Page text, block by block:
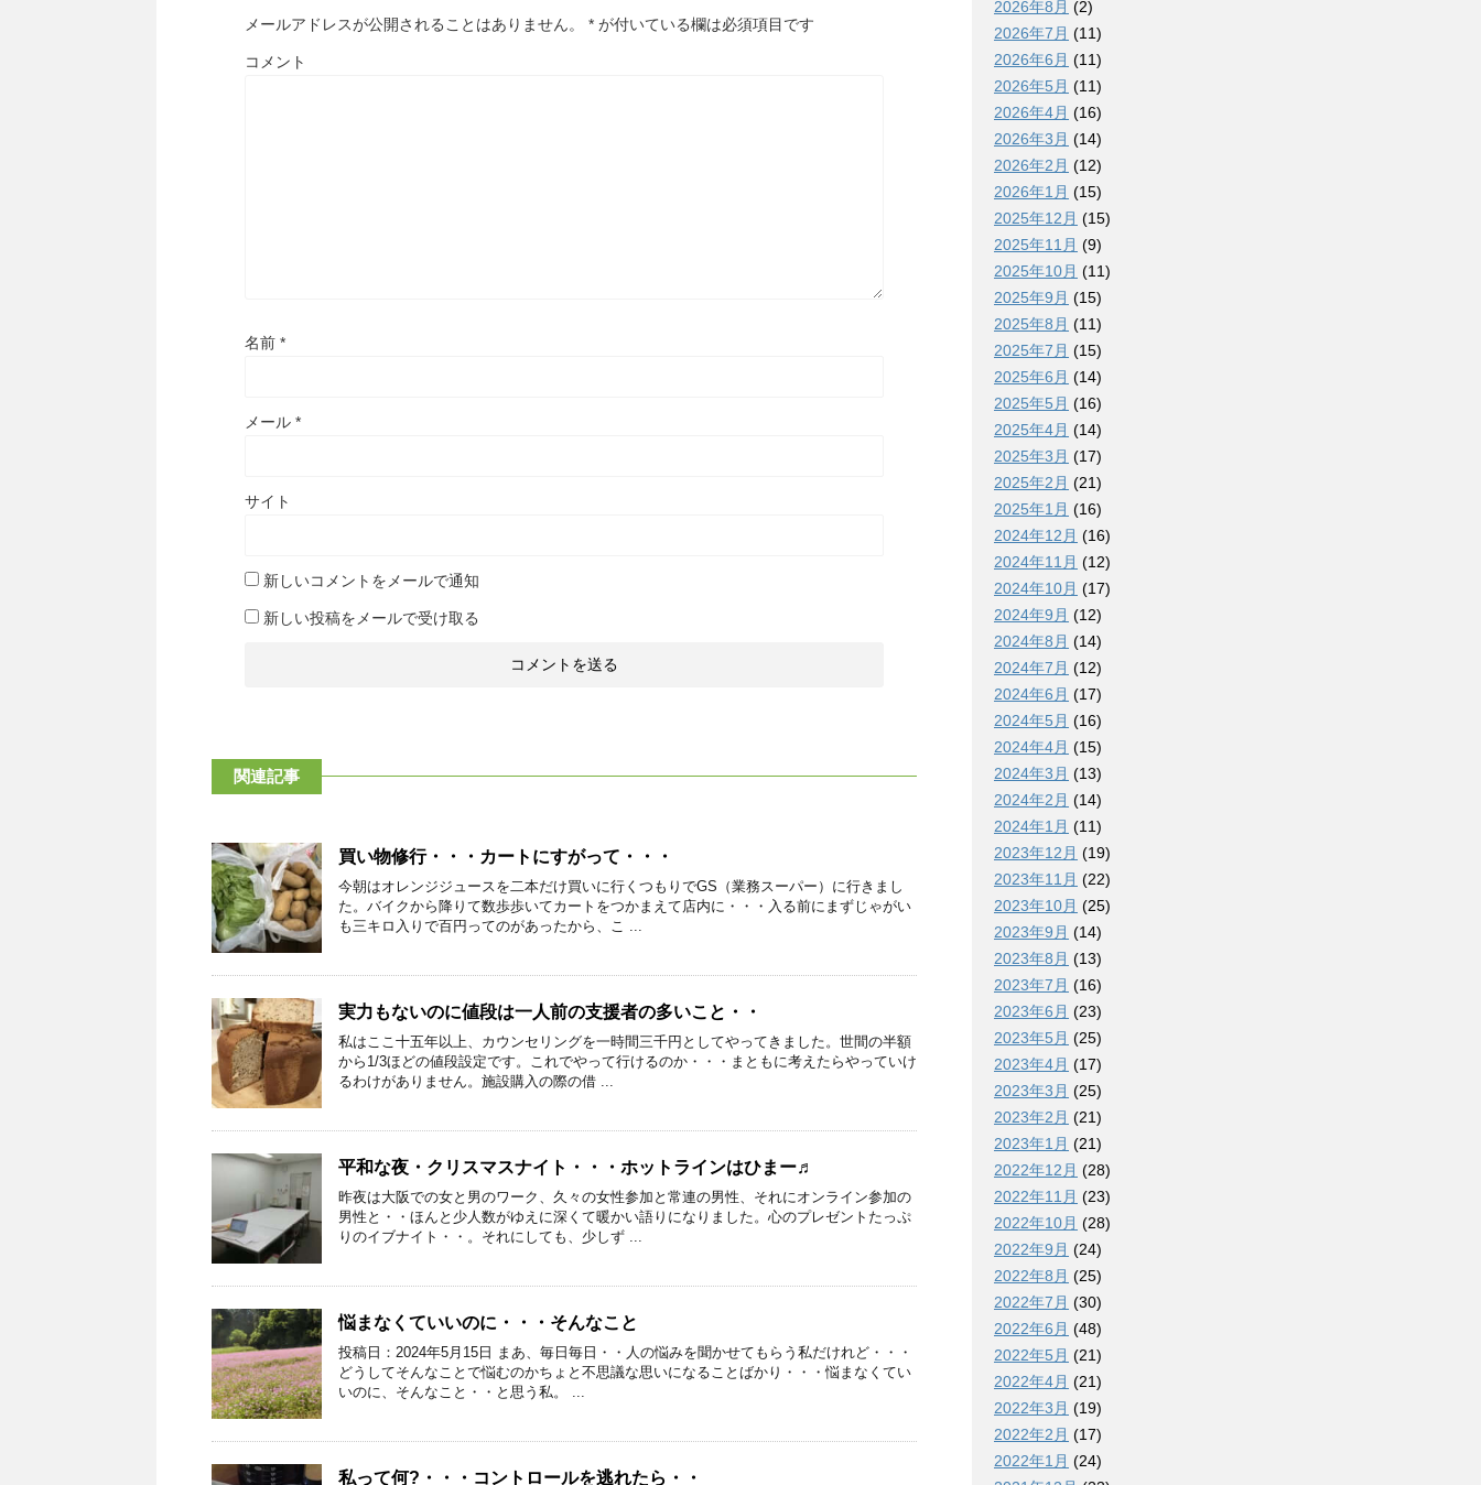
メールアドレスが公開されることはありません。 * が付いている欄は必須項目です
コメント
名前 *
メール *
サイト
新しいコメントをメールで通知
新しい投稿をメールで受け取る
関連記事
買い物修行・・・カートにすがって・・・
今朝はオレンジジュースを二本だけ買いに行くつもりでGS（業務スーパー）に行きまし
た。バイクから降りて数歩歩いてカートをつかまえて店内に・・・入る前にまずじゃがい
も三キロ入りで百円ってのがあったから、こ ...
実力もないのに値段は一人前の支援者の多いこと・・
私はここ十五年以上、カウンセリングを一時間三千円としてやってきました。世間の半額
から1/3ほどの値段設定です。これでやって行けるのか・・・まともに考えたらやっていけ
るわけがありません。施設購入の際の借 ...
平和な夜・クリスマスナイト・・・ホットラインはひまー♬
昨夜は大阪での女と男のワーク、久々の女性参加と常連の男性、それにオンライン参加の
男性と・・ほんと少人数がゆえに深くて暖かい語りになりました。心のプレゼントたっぷ
りのイブナイト・・。それにしても、少しず ...
悩まなくていいのに・・・そんなこと
投稿日：2024年5月15日 まあ、毎日毎日・・人の悩みを聞かせてもらう私だけれど・・・
どうしてそんなことで悩むのかちょと不思議な思いになることばかり・・・悩まなくてい
いのに、そんなこと・・と思う私。 ...
私って何?・・・コントロールを逃れたら・・
2026年8月 (2)
2026年7月 (11)
2026年6月 (11)
2026年5月 (11)
2026年4月 (16)
2026年3月 (14)
2026年2月 (12)
2026年1月 (15)
2025年12月 (15)
2025年11月 (9)
2025年10月 (11)
2025年9月 (15)
2025年8月 (11)
2025年7月 (15)
2025年6月 (14)
2025年5月 (16)
2025年4月 (14)
2025年3月 (17)
2025年2月 (21)
2025年1月 (16)
2024年12月 (16)
2024年11月 (12)
2024年10月 (17)
2024年9月 (12)
2024年8月 (14)
2024年7月 (12)
2024年6月 (17)
2024年5月 (16)
2024年4月 (15)
2024年3月 (13)
2024年2月 (14)
2024年1月 (11)
2023年12月 (19)
2023年11月 (22)
2023年10月 (25)
2023年9月 (14)
2023年8月 (13)
2023年7月 (16)
2023年6月 (23)
2023年5月 (25)
2023年4月 (17)
2023年3月 (25)
2023年2月 (21)
2023年1月 (21)
2022年12月 (28)
2022年11月 (23)
2022年10月 (28)
2022年9月 (24)
2022年8月 (25)
2022年7月 (30)
2022年6月 (48)
2022年5月 (21)
2022年4月 (21)
2022年3月 (19)
2022年2月 (17)
2022年1月 (24)